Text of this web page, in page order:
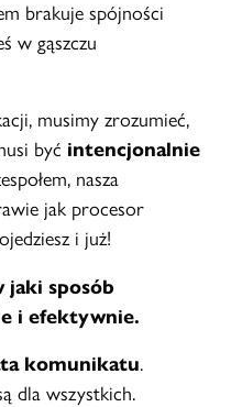
brakuje spójności
w gąszczu
musimy zrozumieć,
być intencjonalnie
nasza
jak procesor
i już!
jaki sposób
i efektywnie.
komunikatu.
dla wszystkich.